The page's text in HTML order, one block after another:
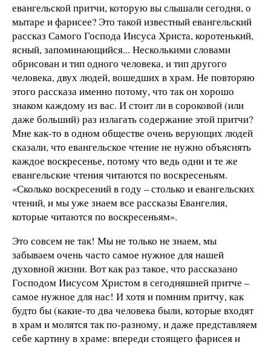
евангельской притчи, которую вы слышали сегодня, о
мытаре и фарисее? Это такой известный евангельский
рассказ Самого Господа Иисуса Христа, коротенький,
ясный, запоминающийся... Несколькими словами
обрисован и тип одного человека, и тип другого
человека, двух людей, вошедших в храм. Не повторяю
этого рассказа именно потому, что так он хорошо
знаком каждому из вас. И стоит ли в сороковой (или
даже больший) раз излагать содержание этой притчи?
Мне как-то в одном обществе очень верующих людей
сказали, что евангельское чтение не нужно объяснять
каждое воскресенье, потому что ведь одни и те же
евангельские чтения читаются по воскресеньям.
«Сколько воскресений в году–столько и евангельских
чтений, и мы уже знаем все рассказы Евангелия,
которые читаются по воскресеньям».
Это совсем не так! Мы не только не знаем, мы
забываем очень часто самое нужное для нашей
духовной жизни. Вот как раз такое, что рассказано
Господом Иисусом Христом в сегодняшней притче –
самое нужное для нас! И хотя и помним притчу, как
будто бы (какие-то два человека были, которые входят
в храм и молятся так по-разному, и даже представляем
себе картину в храме: впереди стоящего фарисея и